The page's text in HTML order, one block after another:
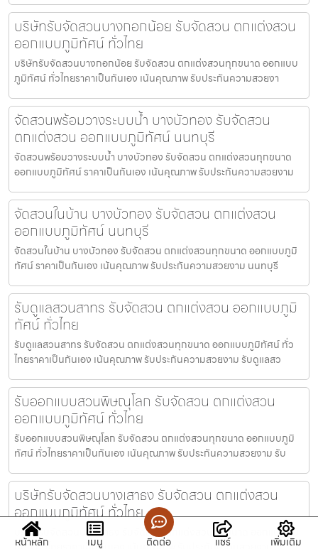
บริษัทรับจัดสวนบางกอกน้อย รับจัดสวน ตกแต่งสวน
ออกแบบภูมิทัศน์ ทั่วไทย
บริษัทรับจัดสวนบางกอกน้อย รับจัดสวน ตกแต่งสวนทุกขนาด ออกแบบ
ภูมิทัศน์ ทั่วไทยราคาเป็นกันเอง เน้นคุณภาพ รับประกันความสวยงา
จัดสวนพร้อมวางระบบน้ำ บางบัวทอง รับจัดสวน
ตกแต่งสวน ออกแบบภูมิทัศน์ นนทบุรี
จัดสวนพร้อมวางระบบน้ำ บางบัวทอง รับจัดสวน ตกแต่งสวนทุกขนาด
ออกแบบภูมิทัศน์ ราคาเป็นกันเอง เน้นคุณภาพ รับประกันความสวยงาม
จัดสวนในบ้าน บางบัวทอง รับจัดสวน ตกแต่งสวน
ออกแบบภูมิทัศน์ นนทบุรี
จัดสวนในบ้าน บางบัวทอง รับจัดสวน ตกแต่งสวนทุกขนาด ออกแบบภูมิ
ทัศน์ ราคาเป็นกันเอง เน้นคุณภาพ รับประกันความสวยงาม นนทบุรี
รับดูแลสวนสาทร รับจัดสวน ตกแต่งสวน ออกแบบภูมิ
ทัศน์ ทั่วไทย
รับดูแลสวนสาทร รับจัดสวน ตกแต่งสวนทุกขนาด ออกแบบภูมิทัศน์ ทั่ว
ไทยราคาเป็นกันเอง เน้นคุณภาพ รับประกันความสวยงาม รับดูแลสว
รับออกแบบสวนพิษณุโลก รับจัดสวน ตกแต่งสวน
ออกแบบภูมิทัศน์ ทั่วไทย
รับออกแบบสวนพิษณุโลก รับจัดสวน ตกแต่งสวนทุกขนาด ออกแบบภูมิ
ทัศน์ ทั่วไทยราคาเป็นกันเอง เน้นคุณภาพ รับประกันความสวยงาม รับ
บริษัทรับจัดสวนบางเสาธง รับจัดสวน ตกแต่งสวน
ออกแบบภูมิทัศน์ ทั่วไทย
บริษัทรับจัดสวนบางเสาธง รับจัดสวน ตกแต่งสวนทุกขนาด ออกแบบภูมิ
หน้าหลัก เมนู ติดต่อ แชร์ เพิ่มเติม